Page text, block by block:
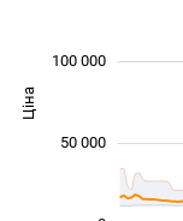
Ціна
100 000
50 000